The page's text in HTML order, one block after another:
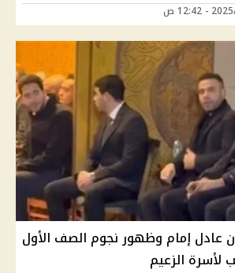
عادل إمام وظهور نجوم الصف الأول
لأسرة الزعيم